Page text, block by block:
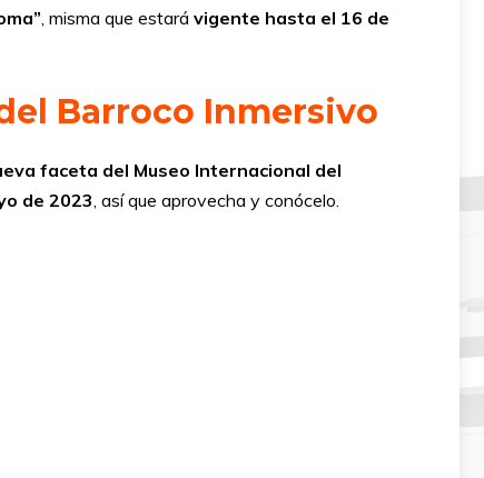
, misma que estará vigente hasta el 16 de
Barroco Inmersivo
faceta del Museo Internacional del
de 2023, así que aprovecha y conócelo.